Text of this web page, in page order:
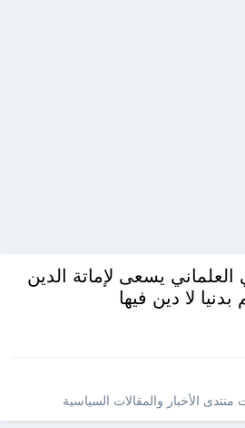
يسعى لإماتة الدين
لا دين فيها
منتدى الأخبار والمقالات السياسية